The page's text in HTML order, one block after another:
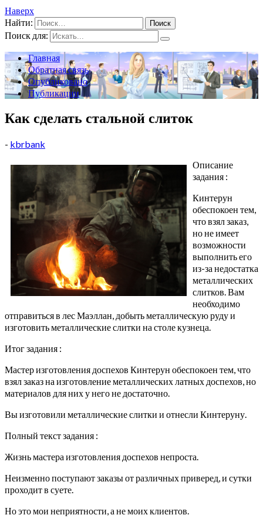
Наверх
Найти:
Поиск для:
Главная
Обратная связь
Опубликовано
Публикации
Как сделать стальной слиток
- kbrbank
Описание
задания :
Кинтерун
обеспокоен тем,
что взял заказ,
но не имеет
возможности
выполнить его
из-за недостатка
металлических
слитков. Вам
необходимо
отправиться в лес Маэллан, добыть металлическую руду и
изготовить металлические слитки на столе кузнеца.
Итог задания :
Мастер изготовления доспехов Кинтерун обеспокоен тем, что
взял заказ на изготовление металлических латных доспехов, но
материалов для них у него не достаточно.
Вы изготовили металлические слитки и отнесли Кинтеруну.
Полный текст задания :
Жизнь мастера изготовления доспехов непроста.
Неизменно поступают заказы от различных приверед, и сутки
проходит в суете.
Но это мои неприятности, а не моих клиентов.